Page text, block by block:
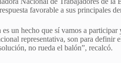
favorable a sus principales
un hecho que sí vamos a participar
representativa, son para definir
no rueda el balón”, recalcó.